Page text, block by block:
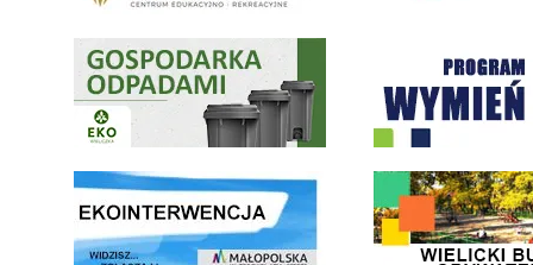
Gospodarka odpadami na terenie Miasta i Gminy WieliczkaProgram "Czyste Powietrze"
link do strony ekointerwencja dot.- powietrza link do strony - Wielicki